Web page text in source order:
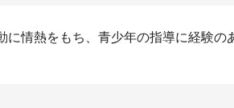
情熱をもち、青少年の指導に経験の